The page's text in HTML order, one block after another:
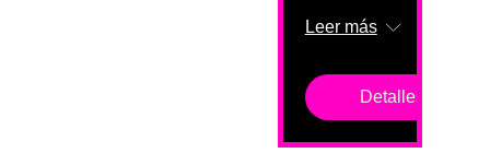
Leer más
Detalles